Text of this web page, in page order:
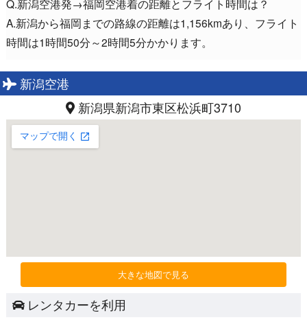
Q.新潟空港発→福岡空港着の距離とフライト時間は？
A.新潟から福岡までの路線の距離は1,156kmあり、フライト
時間は1時間50分～2時間5分かかります。
新潟空港
新潟県新潟市東区松浜町3710
大きな地図で見る
レンタカーを利用